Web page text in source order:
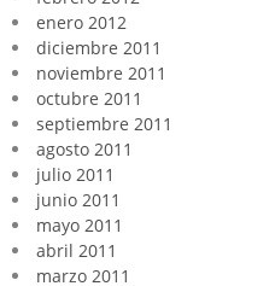
enero 2012
diciembre 2011
noviembre 2011
octubre 2011
septiembre 2011
agosto 2011
julio 2011
junio 2011
mayo 2011
abril 2011
marzo 2011